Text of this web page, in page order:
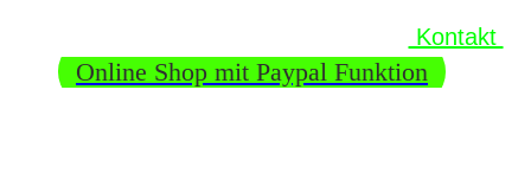
Kontakt
Online Shop mit Paypal Funktion